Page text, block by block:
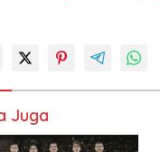
Juga